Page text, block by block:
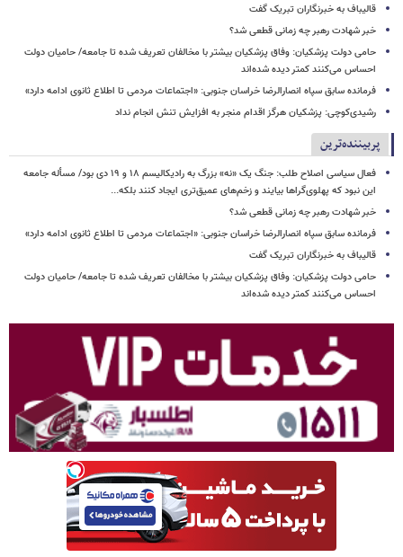
قالیباف به خبرنگاران تبریک گفت
خبر شهادت رهبر چه زمانی قطعی شد؟
حامی دولت پزشکیان: وفاق پزشکیان بیشتر با مخالفان تعریف شده تا جامعه/ حامیان دولت
احساس می‌کنند کمتر دیده شده‌اند
فرمانده سابق سپاه انصارالرضا خراسان جنوبی: «اجتماعات مردمی تا اطلاع ثانوی ادامه دارد»
رشیدی‌کوچی: پزشکیان هرگز اقدام منجر به افزایش تنش انجام نداد
پربیننده‌ترین
فعال سیاسی اصلاح طلب: جنگ یک «نه» بزرگ به رادیکالیسم ۱۸ و ۱۹ دی بود/ مسأله جامعه
این نبود که پهلوی‌گراها بیایند و زخم‌های عمیق‌تری ایجاد کنند بلکه...
خبر شهادت رهبر چه زمانی قطعی شد؟
فرمانده سابق سپاه انصارالرضا خراسان جنوبی: «اجتماعات مردمی تا اطلاع ثانوی ادامه دارد»
قالیباف به خبرنگاران تبریک گفت
حامی دولت پزشکیان: وفاق پزشکیان بیشتر با مخالفان تعریف شده تا جامعه/ حامیان دولت
احساس می‌کنند کمتر دیده شده‌اند